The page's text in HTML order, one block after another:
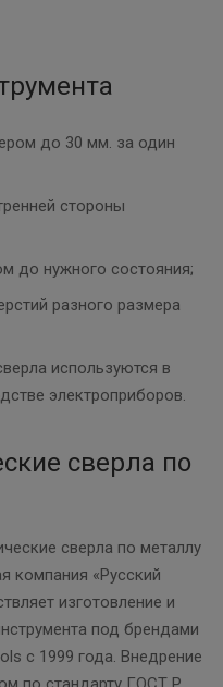
до 30 мм. за один
стороны
до нужного состояния;
разного размера
используются в
электроприборов.
сверла по
сверла по металлу
компания «Русский
изготовление и
под брендами
с 1999 года. Внедрение